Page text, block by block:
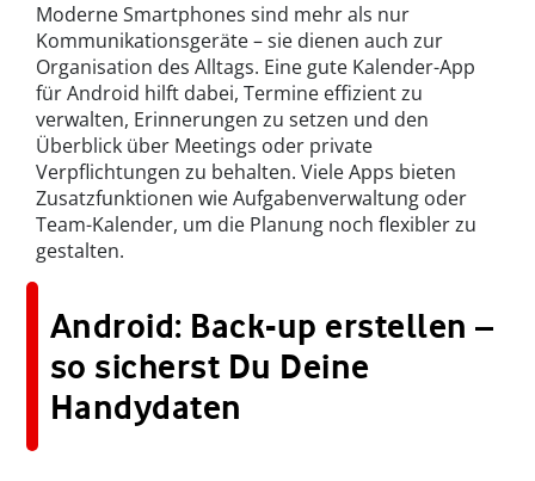
Moderne Smartphones sind mehr als nur
Kommunikationsgeräte – sie dienen auch zur
Organisation des Alltags. Eine gute Kalender-App
für Android hilft dabei, Termine effizient zu
verwalten, Erinnerungen zu setzen und den
Überblick über Meetings oder private
Verpflichtungen zu behalten. Viele Apps bieten
Zusatzfunktionen wie Aufgabenverwaltung oder
Team-Kalender, um die Planung noch flexibler zu
gestalten.
Android: Back-up erstellen –
so sicherst Du Deine
Handydaten